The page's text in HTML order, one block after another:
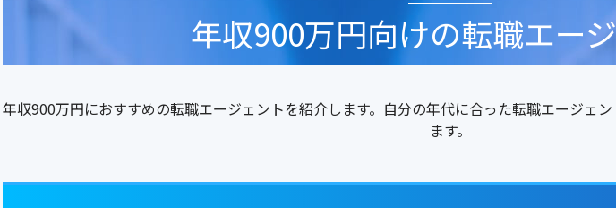
年収900万円向けの転職エー
年収900万円におすすめの転職エージェントを紹介します。自分の年代に合った転職エージェ
ます。